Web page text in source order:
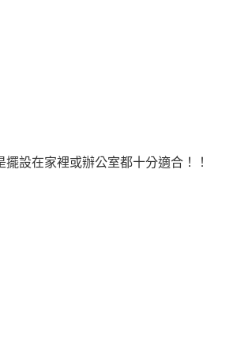
設在家裡或辦公室都十分適合！！